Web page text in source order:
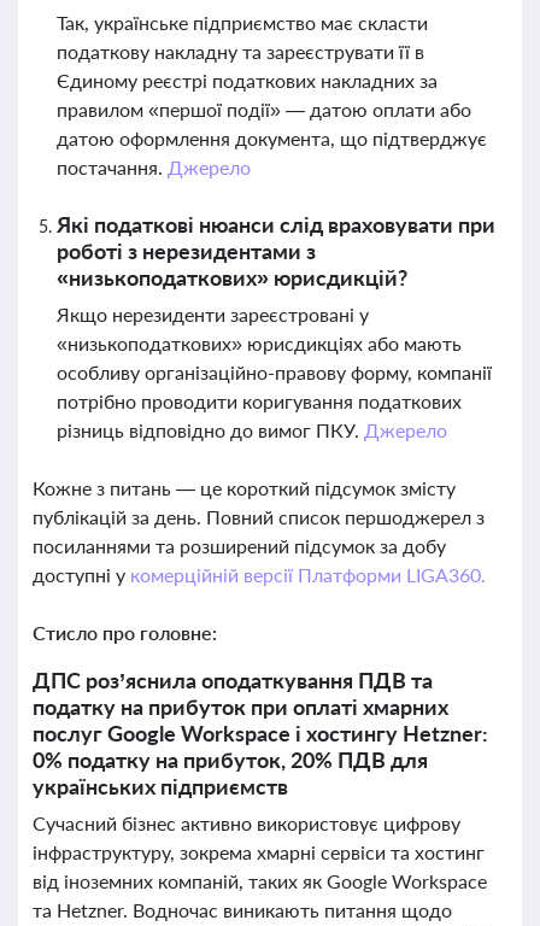
Так, українське підприємство має скласти
податкову накладну та зареєструвати її в
Єдиному реєстрі податкових накладних за
правилом «першої події» — датою оплати або
датою оформлення документа, що підтверджує
постачання. Джерело
Які податкові нюанси слід враховувати при
роботі з нерезидентами з
«низькоподаткових» юрисдикцій?
Якщо нерезиденти зареєстровані у
«низькоподаткових» юрисдикціях або мають
особливу організаційно-правову форму, компанії
потрібно проводити коригування податкових
різниць відповідно до вимог ПКУ. Джерело
Кожне з питань — це короткий підсумок змісту
публікацій за день. Повний список першоджерел з
посиланнями та розширений підсумок за добу
доступні у комерційній версії Платформи LIGA360.
Стисло про головне:
ДПС роз’яснила оподаткування ПДВ та
податку на прибуток при оплаті хмарних
послуг Google Workspace і хостингу Hetzner:
0% податку на прибуток, 20% ПДВ для
українських підприємств
Сучасний бізнес активно використовує цифрову
інфраструктуру, зокрема хмарні сервіси та хостинг
від іноземних компаній, таких як Google Workspace
та Hetzner. Водночас виникають питання щодо